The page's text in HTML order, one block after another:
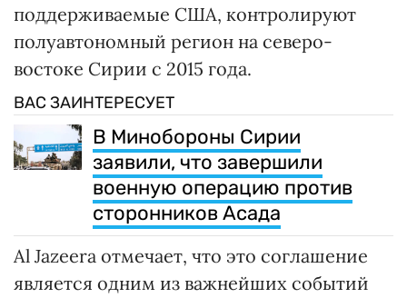
поддерживаемые США, контролируют
полуавтономный регион на северо-
востоке Сирии с 2015 года.
ВАС ЗАИНТЕРЕСУЕТ
В Минобороны Сирии
заявили, что завершили
военную операцию против
сторонников Асада
Al Jazeera отмечает, что это соглашение
является одним из важнейших событий